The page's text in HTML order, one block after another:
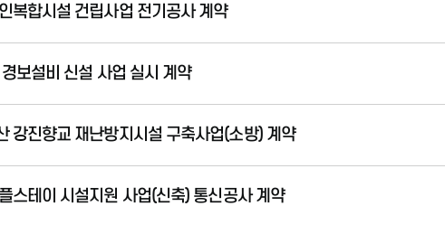
복합시설 건립사업 전기공사 계약
보설비 신설 사업 실시 계약
강진향교 재난방지시설 구축사업(소방) 계약
스테이 시설지원 사업(신축) 통신공사 계약